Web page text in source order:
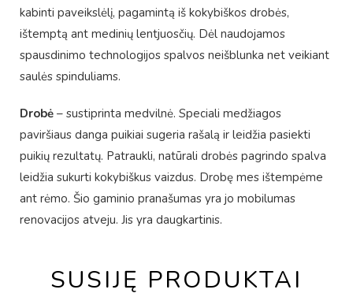
kabinti paveikslėlį, pagamintą iš kokybiškos drobės,
ištemptą ant medinių lentjuosčių. Dėl naudojamos
spausdinimo technologijos spalvos neišblunka net veikiant
saulės spinduliams.
Drobė – sustiprinta medvilnė. Speciali medžiagos
paviršiaus danga puikiai sugeria rašalą ir leidžia pasiekti
puikių rezultatų. Patraukli, natūrali drobės pagrindo spalva
leidžia sukurti kokybiškus vaizdus. Drobę mes ištempėme
ant rėmo. Šio gaminio pranašumas yra jo mobilumas
renovacijos atveju. Jis yra daugkartinis.
SUSIJĘ PRODUKTAI